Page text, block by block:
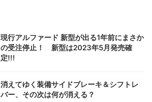
現行アルファード 新型が出る1年前にまさか
の受注停止！ 新型は2023年5月発売確
定!!!
消えてゆく装備サイドブレーキ＆シフトレ
バー、その次は何が消える？